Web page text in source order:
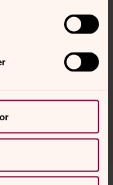
Har du flyttat?